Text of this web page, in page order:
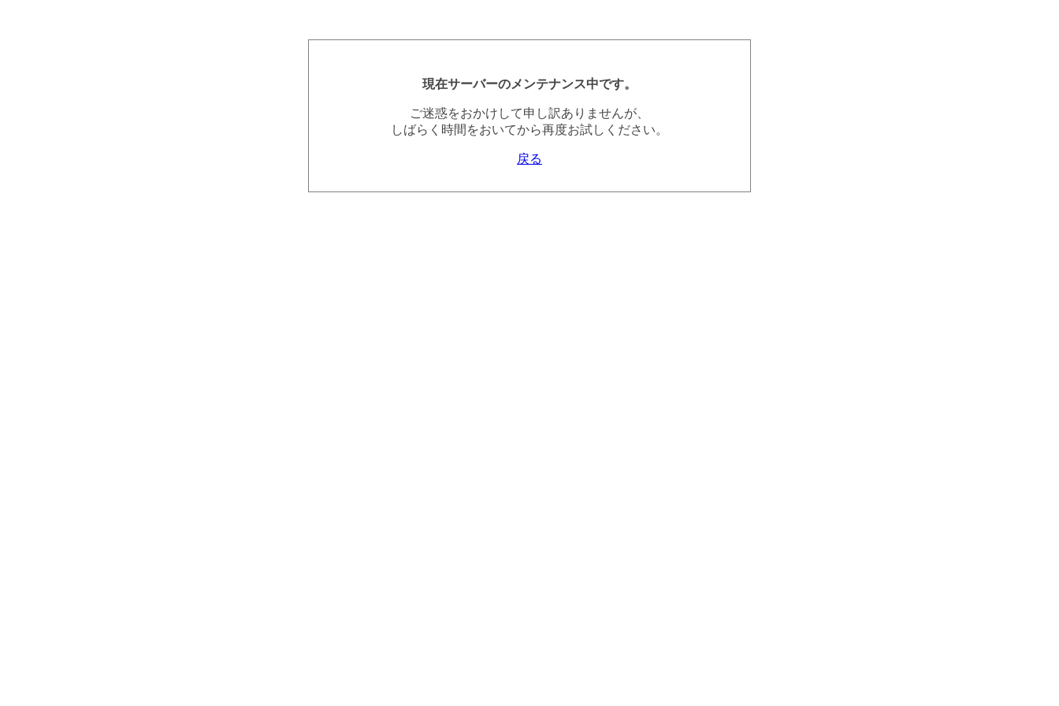
現在サーバーのメンテナンス中です。
ご迷惑をおかけして申し訳ありませんが、
しばらく時間をおいてから再度お試しください。
戻る